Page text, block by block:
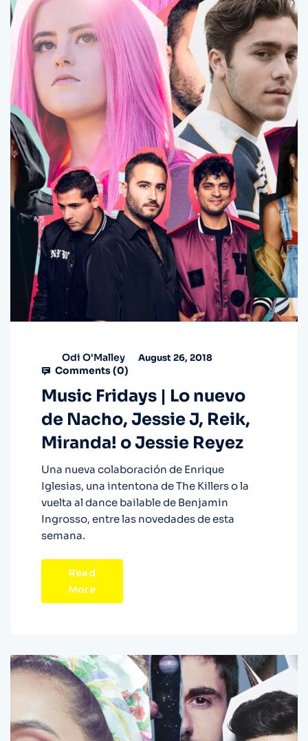
Odi O'Malley August 26, 2018
Comments (0)
Music Fridays | Lo nuevo
de Nacho, Jessie J, Reik,
Miranda! o Jessie Reyez
Una nueva colaboración de Enrique
Iglesias, una intentona de The Killers o la
vuelta al dance bailable de Benjamin
Ingrosso, entre las novedades de esta
semana.
Read
More